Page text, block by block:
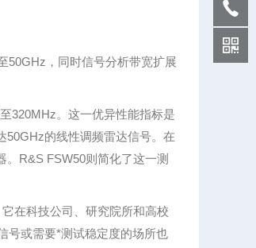
50GHz，同时信号分析带宽扩展
320MHz。这一优异性能指标是
50GHz的线性调频雷达信号。在
R&S FSW50则简化了这一测
在科技公司、研究院所和高校
号或需要*测试稳定度的场所也